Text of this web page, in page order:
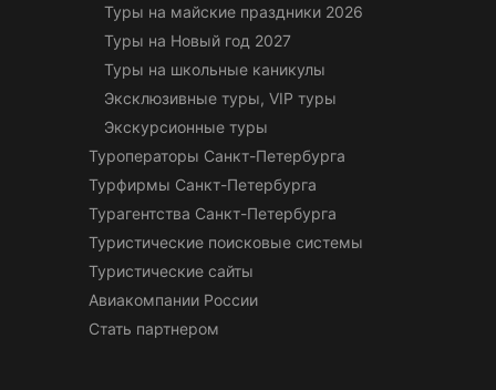
Туры на майские праздники 2026
Туры на Новый год 2027
Туры на школьные каникулы
Эксклюзивные туры, VIP туры
Экскурсионные туры
Туроператоры Санкт-Петербурга
Турфирмы Санкт-Петербурга
Турагентства Санкт-Петербурга
Туристические поисковые системы
Туристические сайты
Авиакомпании России
Стать партнером